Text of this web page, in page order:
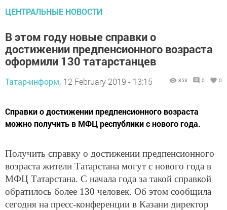
ЦЕНТРАЛЬНЫЕ НОВОСТИ
В этом году новые справки о
достижении предпенсионного возраста
оформили 130 татарстанцев
Татар-информ, 12 February 2019 - 13:15 853 0 0
Справки о достижении предпенсионного возраста
можно получить в МФЦ республики с нового года.
Получить справку о достижении предпенсионного
возраста жители Татарстана могут с нового года в
МФЦ Татарстана. С начала года за такой справкой
обратилось более 130 человек. Об этом сообщила
сегодня на пресс-конференции в Казани директор